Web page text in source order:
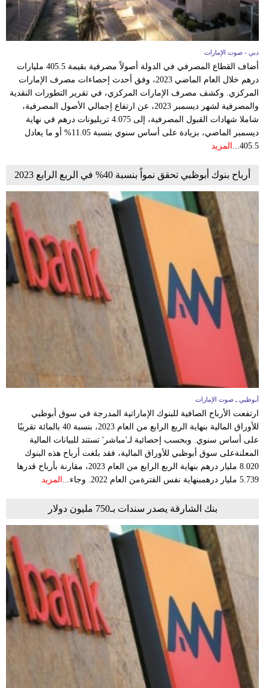
دبي - صوت الإمارات
أضاف القطاع المصرفي في الدولة أصولاً مصرفية بقيمة 405.5 مليارات
درهم خلال العام الماضي 2023، وفق أحدث إحصاءات مصرف الإمارات
المركزي. وكشف مصرف الإمارات المركزي، في تقرير التطورات النقدية
والمصرفية لشهر ديسمبر 2023، عن ارتفاع إجمالي الأصول المصرفية،
شاملا شهادات القبول المصرفية، إلى 4.075 تريليونات درهم في نهاية
ديسمبر الماضي، بزيادة على أساس سنوي بنسبة 11.05% أو ما يعادل
405.5...
المزيد
أرباح بنوك أبوظبي تحقق نمواً بنسبة 40% في الربع الرابع 2023
أبوظبي ـ صوت الإمارات
ارتفعت الأرباح الصافية للبنوك الإماراتية المدرجة في سوق أبوظبي
للأوراق المالية بنهاية الربع الرابع من العام 2023، بنسبة 40 بالمائة تقريبًا
على أساس سنوي. وبحسب إحصائية لـ'مباشر' تستند للبيانات المالية
المعلنةعلى سوق أبوظبي للأوراق المالية، فقد بلغت أرباح هذه البنوك
8.020 مليار درهم بنهاية الربع الرابع من العام 2023، مقارنة بأرباح قدرها
5.739 مليار درهمبنهاية نفس الفترةمن العام 2022. وجاء...
المزيد
بنك الشارقة يصدر سندات بـ750 مليون دولار